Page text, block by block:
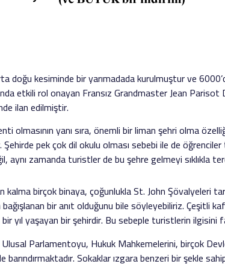
doğu kesiminde bir yarımadada kurulmuştur ve
etkili rol onayan Fransız Grandmaster Jean Parisot
ilan edilmiştir.
olmasının yanı sıra, önemli bir liman şehri olma
Şehirde pek çok dil okulu olması sebebi ile de
aynı zamanda turistler de bu şehre gelmeyi sıklıkla
birçok binaya, çoğunlukla St. John Şövalyeleri
bir anıt olduğunu bile söyleyebiliriz. Çeşitli
yıl yaşayan bir şehirdir. Bu sebeple turistlerin ilgisini
Parlamentoyu, Hukuk Mahkemelerini, birçok
barındırmaktadır. Sokaklar ızgara benzeri bir şekle